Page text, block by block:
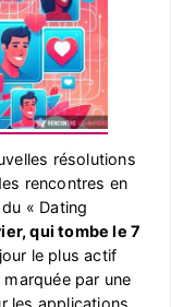
résolutions
rencontres en
« Dating
qui tombe le 7
le plus actif
par une